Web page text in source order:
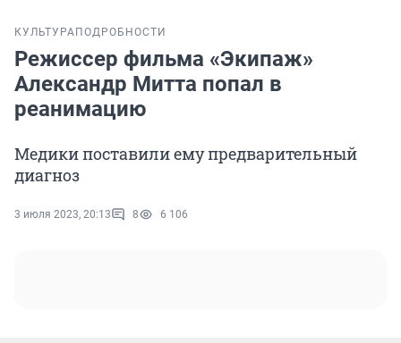
КУЛЬТУРА ПОДРОБНОСТИ
Режиссер фильма «Экипаж»
Александр Митта попал в
реанимацию
Медики поставили ему предварительный
диагноз
3 июля 2023, 20:13 8 6 106